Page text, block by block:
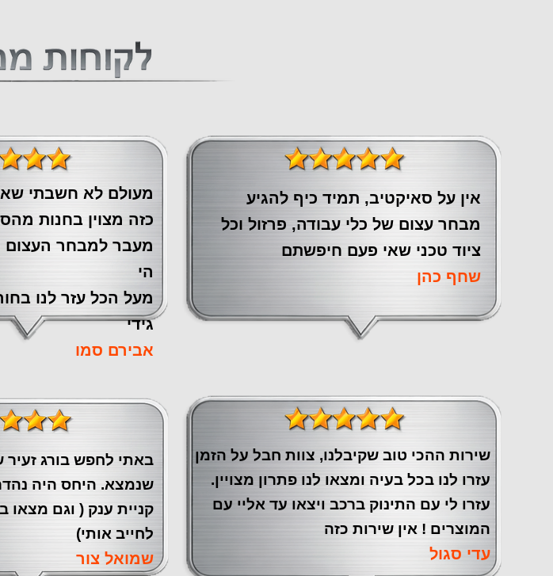
מעולם לא חשבתי
כזה מצוין ‏בחנות
‏מעבר ‏למבחר העצום
הי
מעל הכל עזר לנו
גידי
אבירם סמו
אין על סאיקטיב, תמיד כיף להגיע
מבחר עצום של כלי עבודה, פרזול וכל
ציוד טכני שאי פעם חיפשתם
שחף כהן
שירות ההכי טוב שקיבלנו, צוות חבל על הזמן
עזרו לנו בכל בעיה ומצאו לנו פתרון מצויין.
עזרו לי עם התינוק ברכב ויצאו עד אליי עם
המוצרים ! אין שירות כזה
עדי סגול
באתי לחפש בורג זעיר
שנמצא. היחס היה
קניית ענק ( וגם מצאו
לחייב אותי)
שמואל צור